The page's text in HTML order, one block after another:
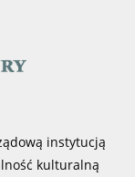
instytucją
kulturalną